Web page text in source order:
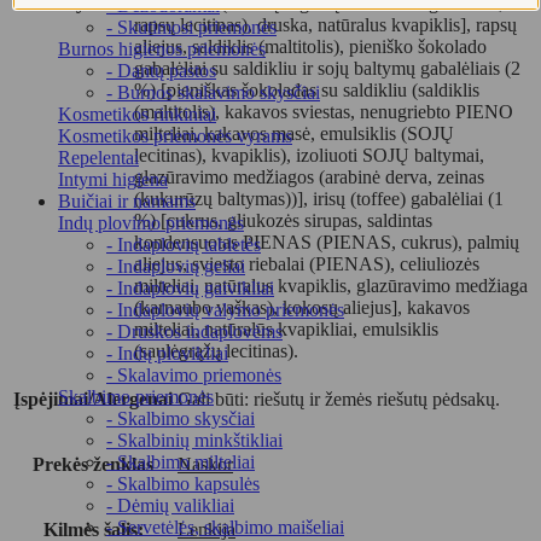
- Dezodorantai
- Skutimosi priemonės
Burnos higienos priemonės
- Dantų pastos
- Burnos skalavimo skysčiai
Kosmetikos rinkiniai
Kosmetikos priemonės vyrams
Repelentai
Intymi higiena
Buičiai ir namams
Indų plovimo priemonės
- Indaplovių tabletės
- Indaplovių geliai
- Indaplovių gaivikliai
- Indaplovių valymo priemonės
- Druskos indaplovėms
- Indų plovikliai
- Skalavimo priemonės
Skalbimo priemonės
- Skalbimo skysčiai
- Skalbinių minkštikliai
- Skalbimo milteliai
- Skalbimo kapsulės
- Dėmių valikliai
- Servetėlės, skalbimo maišeliai
rapsų lecitinas), druska, natūralus kvapiklis], rapsų
aliejus, saldiklis (maltitolis), pieniško šokolado
gabalėliai su saldikliu ir sojų baltymų gabalėliais (2
%) [pieniškas šokoladas su saldikliu (saldiklis
(maltitolis), kakavos sviestas, nenugriebto PIENO
milteliai, kakavos masė, emulsiklis (SOJŲ
lecitinas), kvapiklis), izoliuoti SOJŲ baltymai,
glazūravimo medžiagos (arabinė derva, zeinas
(kukurūzų baltymas))], irisų (toffee) gabalėliai (1
%) [cukrus, gliukozės sirupas, saldintas
kondensuotas PIENAS (PIENAS, cukrus), palmių
aliejus, sviesto riebalai (PIENAS), celiuliozės
milteliai, natūralus kvapiklis, glazūravimo medžiaga
(karnaubo vaškas), kokosų aliejus], kakavos
milteliai, natūralūs kvapikliai, emulsiklis
(saulėgrąžų lecitinas).
Įspėjimai/Alergenai Gali būti: riešutų ir žemės riešutų pėdsakų.
Prekės ženklas Naskor
Kilmės šalis: Lenkija